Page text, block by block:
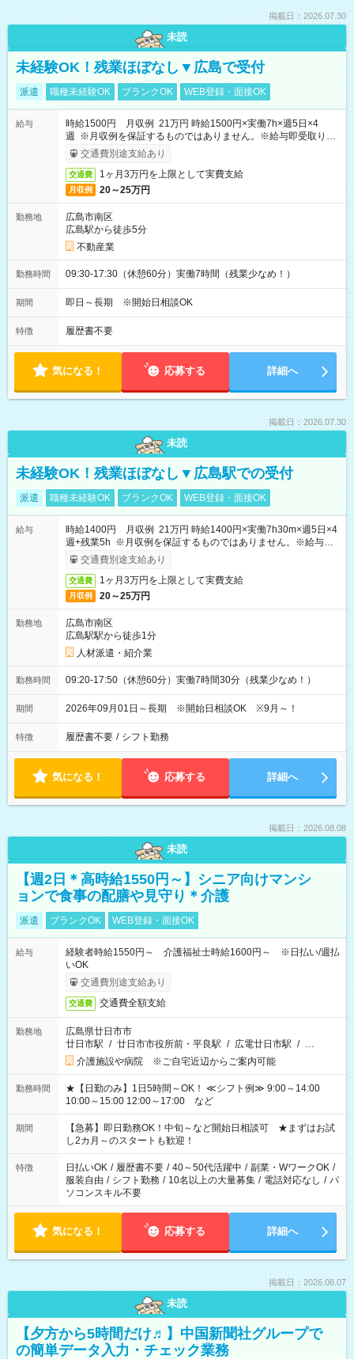
掲載日：2026.07.30
未読
未経験OK！残業ほぼなし▼広島で受付
派遣 職種未経験OK ブランクOK WEB登録・面接OK
給与
時給1500円 月収例 21万円 時給1500円×実働7h×週5日×4
週 ※月収例を保証するものではありません。※給与即受取りサ
ービス利用可（利用条件有）
交通費別途支給あり
交通費 1ヶ月3万円を上限として実費支給
月収例 20～25万円
勤務地
広島市南区
広島駅から徒歩5分
不動産業
勤務時間 09:30-17:30（休憩60分）実働7時間（残業少なめ！）
期間 即日～長期 ※開始日相談OK
特徴 履歴書不要
気になる！ 応募する 詳細へ
掲載日：2026.07.30
未読
未経験OK！残業ほぼなし▼広島駅での受付
派遣 職種未経験OK ブランクOK WEB登録・面接OK
給与
時給1400円 月収例 21万円 時給1400円×実働7h30m×週5日×4
週+残業5h ※月収例を保証するものではありません。※給与即
受取りサービス利用可（利用条件有）
交通費別途支給あり
交通費 1ヶ月3万円を上限として実費支給
月収例 20～25万円
勤務地
広島市南区
広島駅駅から徒歩1分
人材派遣・紹介業
勤務時間 09:20-17:50（休憩60分）実働7時間30分（残業少なめ！）
期間 2026年09月01日～長期 ※開始日相談OK ※9月～！
特徴 履歴書不要 / シフト勤務
気になる！ 応募する 詳細へ
掲載日：2026.08.08
未読
【週2日＊高時給1550円～】シニア向けマンシ
ョンで食事の配膳や見守り＊介護
派遣 ブランクOK WEB登録・面接OK
給与
経験者時給1550円～ 介護福祉士時給1600円～ ※日払い/週払
いOK
交通費別途支給あり
交通費 交通費全額支給
勤務地
広島県廿日市市
廿日市駅 / 廿日市市役所前・平良駅 / 広電廿日市駅 / …
介護施設や病院 ※ご自宅近辺からご案内可能
勤務時間
★【日勤のみ】1日5時間～OK！ ≪シフト例≫ 9:00～14:00
10:00～15:00 12:00～17:00 など
期間
【急募】即日勤務OK！中旬～など開始日相談可 ★まずはお試
し2カ月～のスタートも歓迎！
特徴 日払いOK / 履歴書不要 / 40～50代活躍中 / 副業・WワークOK /
服装自由 / シフト勤務 / 10名以上の大量募集 / 電話対応なし / パ
ソコンスキル不要
気になる！ 応募する 詳細へ
掲載日：2026.08.07
未読
【夕方から5時間だけ♬】中国新聞社グループで
の簡単データ入力・チェック業務